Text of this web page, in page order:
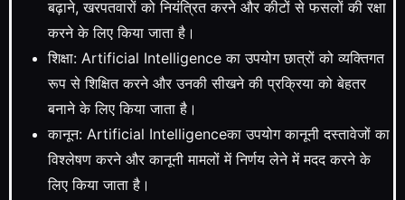
बढ़ाने, खरपतवारों को नियंत्रित करने और कीटों से फसलों की रक्षा
करने के लिए किया जाता है।
शिक्षा: Artificial Intelligence का उपयोग छात्रों को व्यक्तिगत
रूप से शिक्षित करने और उनकी सीखने की प्रक्रिया को बेहतर
बनाने के लिए किया जाता है।
कानून: Artificial Intelligenceका उपयोग कानूनी दस्तावेजों का
विश्लेषण करने और कानूनी मामलों में निर्णय लेने में मदद करने के
लिए किया जाता है।